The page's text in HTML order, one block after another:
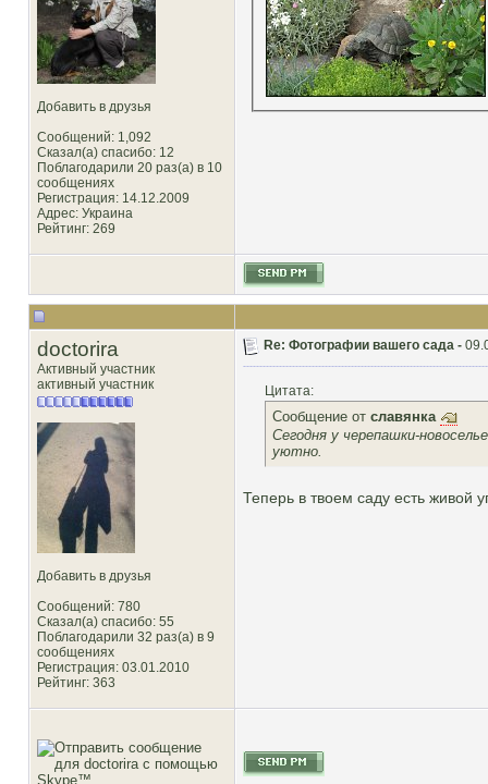
Добавить в друзья
Сообщений: 1,092
Сказал(а) спасибо: 12
Поблагодарили 20 раз(а) в 10
сообщениях
Регистрация: 14.12.2009
Адрес: Украина
Рейтинг: 269
doctorira
Активный участник
активный участник
Добавить в друзья
Сообщений: 780
Сказал(а) спасибо: 55
Поблагодарили 32 раз(а) в 9
сообщениях
Регистрация: 03.01.2010
Рейтинг: 363
Re: Фотографии вашего сада -
Цитата:
Сообщение от славянка
Сегодня у черепашки-
уютно.
Теперь в твоем саду есть живой